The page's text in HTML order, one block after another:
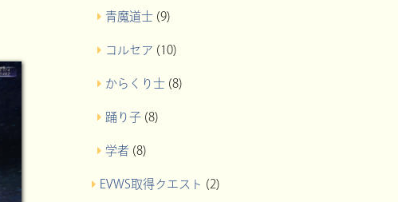
青魔道士 (9)
コルセア (10)
からくり士 (8)
踊り子 (8)
学者 (8)
EVWS取得クエスト (2)